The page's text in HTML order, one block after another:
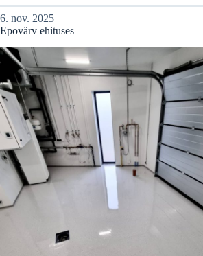
6. nov. 2025
Epovärv ehituses